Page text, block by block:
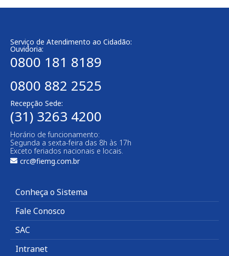
Serviço de Atendimento ao Cidadão:
Ouvidoria:
0800 181 8189
0800 882 2525
Recepção Sede:
(31) 3263 4200
Horário de funcionamento:
Segunda a sexta-feira das 8h às 17h
Exceto feriados nacionais e locais.
crc@fiemg.com.br
Conheça o Sistema
Fale Conosco
SAC
Intranet